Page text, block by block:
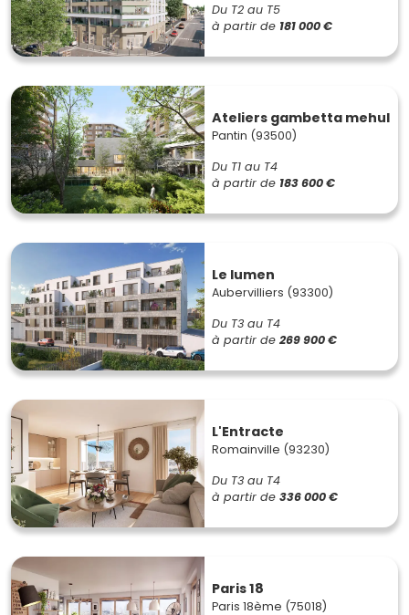
Du T2 au T5
à partir de 181 000 €
Ateliers gambetta mehul
Pantin (93500)
Du T1 au T4
à partir de 183 600 €
Le lumen
Aubervilliers (93300)
Du T3 au T4
à partir de 269 900 €
L'Entracte
Romainville (93230)
Du T3 au T4
à partir de 336 000 €
Paris 18
Paris 18ème (75018)